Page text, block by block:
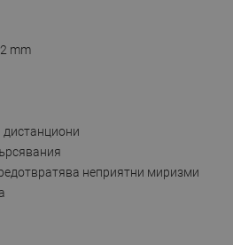
mm
неприятни миризми